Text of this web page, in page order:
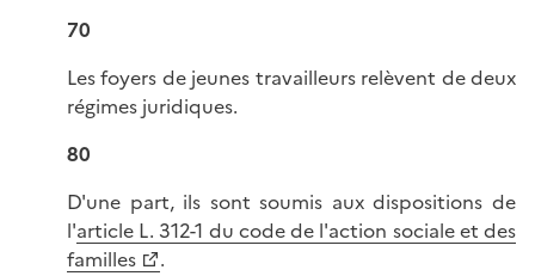
70
Les foyers de jeunes travailleurs relèvent de deux
régimes juridiques.
80
D'une part, ils sont soumis aux dispositions de
l'article L. 312-1 du code de l'action sociale et des
familles
.